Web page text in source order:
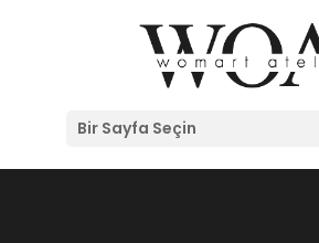
Bir Sayfa Seçin